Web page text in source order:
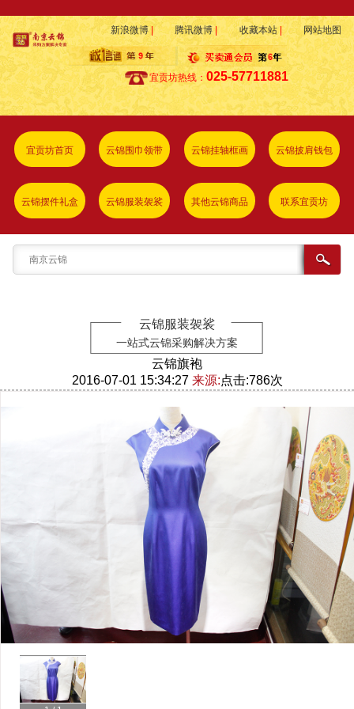
新浪微博| 腾讯微博| 收藏本站| 网站地图
宜贡坊热线：025-57711881
宜贡坊首页 云锦围巾领带 云锦挂轴框画 云锦披肩钱包
云锦摆件礼盒 云锦服装袈裟 其他云锦商品 联系宜贡坊
云锦服装袈裟
一站式云锦采购解决方案
云锦旗袍
2016-07-01 15:34:27 来源:点击:786次